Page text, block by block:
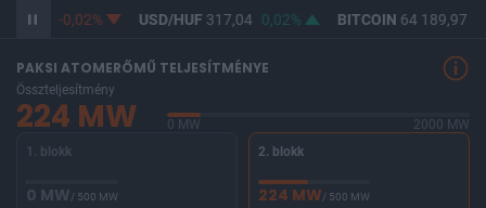
-0,02% USD/HUF317,04 0,02% BITCOIN64 189,97
PAKSI ATOMERŐMŰ TELJESÍTMÉNYE
Összteljesítmény
224 MW 0 MW
2000 MW
1. blokk
0 MW/ 500 MW
2. blokk
224 MW/ 500 MW